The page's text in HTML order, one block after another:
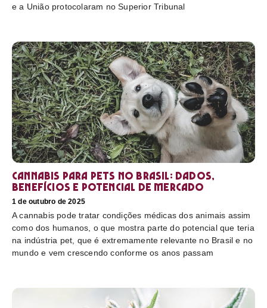
e a União protocolaram no Superior Tribunal
Cannabis para pets no Brasil: dados,
benefícios e potencial de mercado
1 de outubro de 2025
A cannabis pode tratar condições médicas dos animais assim
como dos humanos, o que mostra parte do potencial que teria
na indústria pet, que é extremamente relevante no Brasil e no
mundo e vem crescendo conforme os anos passam